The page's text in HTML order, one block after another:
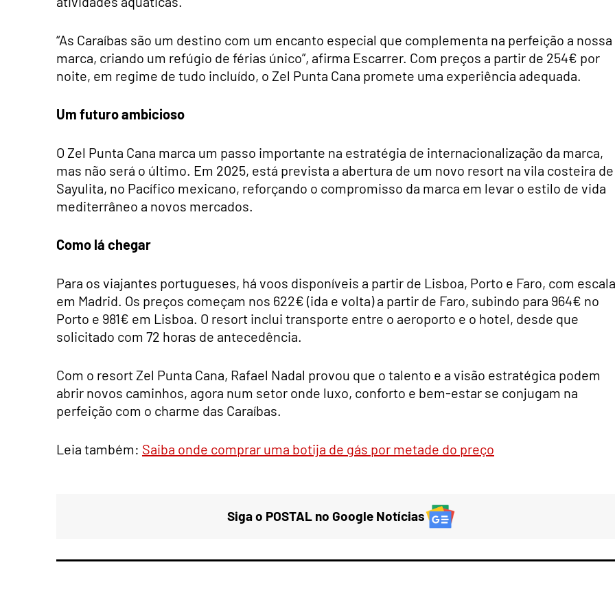
“As Caraíbas são um destino com um encanto especial que complementa na perfeição a nossa
marca, criando um refúgio de férias único”, afirma Escarrer. Com preços a partir de 254€ por
noite, em regime de tudo incluído, o Zel Punta Cana promete uma experiência adequada.
Um futuro ambicioso
O Zel Punta Cana marca um passo importante na estratégia de internacionalização da marca,
mas não será o último. Em 2025, está prevista a abertura de um novo resort na vila costeira de
Sayulita, no Pacífico mexicano, reforçando o compromisso da marca em levar o estilo de vida
mediterrâneo a novos mercados.
Como lá chegar
Para os viajantes portugueses, há voos disponíveis a partir de Lisboa, Porto e Faro, com
em Madrid. Os preços começam nos 622€ (ida e volta) a partir de Faro, subindo para 964€ no
Porto e 981€ em Lisboa. O resort inclui transporte entre o aeroporto e o hotel, desde que
solicitado com 72 horas de antecedência.
Com o resort Zel Punta Cana, Rafael Nadal provou que o talento e a visão estratégica podem
abrir novos caminhos, agora num setor onde luxo, conforto e bem-estar se conjugam na
perfeição com o charme das Caraíbas.
Leia também: Saiba onde comprar uma botija de gás por metade do preço
Siga o POSTAL no Google Notícias